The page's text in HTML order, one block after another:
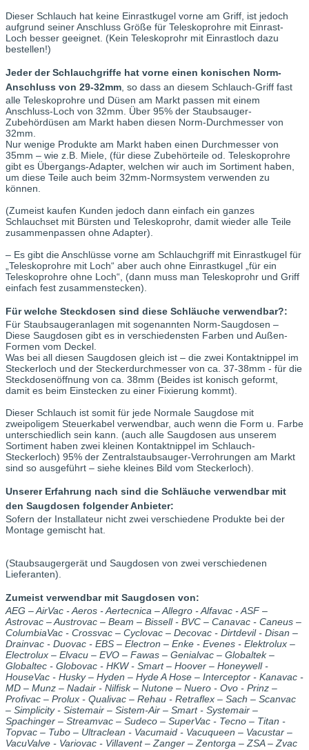
Dieser Schlauch hat keine Einrastkugel vorne am Griff, ist jedoch
aufgrund seiner Anschluss Größe für Teleskoprohre mit Einrast-
Loch besser geeignet. (Kein Teleskoprohr mit Einrastloch dazu
bestellen!)
Jeder der Schlauchgriffe hat vorne einen konischen Norm-
Anschluss von 29-32mm, so dass an diesem Schlauch-Griff fast
alle Teleskoprohre und Düsen am Markt passen mit einem
Anschluss-Loch von 32mm. Über 95% der Staubsauger-
Zubehördüsen am Markt haben diesen Norm-Durchmesser von
32mm.
Nur wenige Produkte am Markt haben einen Durchmesser von
35mm – wie z.B. Miele, (für diese Zubehörteile od. Teleskoprohre
gibt es Übergangs-Adapter, welchen wir auch im Sortiment haben,
um diese Teile auch beim 32mm-Normsystem verwenden zu
können.
(Zumeist kaufen Kunden jedoch dann einfach ein ganzes
Schlauchset mit Bürsten und Teleskoprohr, damit wieder alle Teile
zusammenpassen ohne Adapter).
– Es gibt die Anschlüsse vorne am Schlauchgriff mit Einrastkugel für
„Teleskoprohre mit Loch“ aber auch ohne Einrastkugel „für ein
Teleskoprohre ohne Loch“, (dann muss man Teleskoprohr und Griff
einfach fest zusammenstecken).
Für welche Steckdosen sind diese Schläuche verwendbar?:
Für Staubsaugeranlagen mit sogenannten Norm-Saugdosen –
Diese Saugdosen gibt es in verschiedensten Farben und Außen-
Formen vom Deckel.
Was bei all diesen Saugdosen gleich ist – die zwei Kontaktnippel im
Steckerloch und der Steckerdurchmesser von ca. 37-38mm - für die
Steckdosenöffnung von ca. 38mm (Beides ist konisch geformt,
damit es beim Einstecken zu einer Fixierung kommt).
Dieser Schlauch ist somit für jede Normale Saugdose mit
zweipoligem Steuerkabel verwendbar, auch wenn die Form u. Farbe
unterschiedlich sein kann. (auch alle Saugdosen aus unserem
Sortiment haben zwei kleinen Kontaktnippel im Schlauch-
Steckerloch) 95% der Zentralstaubsauger-Verrohrungen am Markt
sind so ausgeführt – siehe kleines Bild vom Steckerloch).
Unserer Erfahrung nach sind die Schläuche verwendbar mit
den Saugdosen folgender Anbieter:
Sofern der Installateur nicht zwei verschiedene Produkte bei der
Montage gemischt hat.
(Staubsaugergerät und Saugdosen von zwei verschiedenen
Lieferanten).
Zumeist verwendbar mit Saugdosen von:
AEG – AirVac - Aeros - Aertecnica – Allegro - Alfavac - ASF –
Astrovac – Austrovac – Beam – Bissell - BVC – Canavac - Caneus –
ColumbiaVac - Crossvac – Cyclovac – Decovac - Dirtdevil - Disan –
Drainvac - Duovac - EBS – Electron – Enke - Evenes - Elektrolux –
Electrolux – Elvacu – EVO – Fawas – Genialvac – Globaltek –
Globaltec - Globovac - HKW - Smart – Hoover – Honeywell -
HouseVac - Husky – Hyden – Hyde A Hose – Interceptor - Kanavac -
MD – Munz – Nadair - Nilfisk – Nutone – Nuero - Ovo - Prinz –
Profivac – Prolux - Qualivac – Rehau - Retraflex – Sach – Scanvac
– Simplicity - Sistemair – Sistem-Air – Smart - Systemair –
Spachinger – Streamvac – Sudeco – SuperVac - Tecno – Titan -
Topvac – Tubo – Ultraclean - Vacumaid - Vacuqueen – Vacustar –
VacuValve - Variovac - Villavent – Zanger – Zentorga – ZSA – Zvac